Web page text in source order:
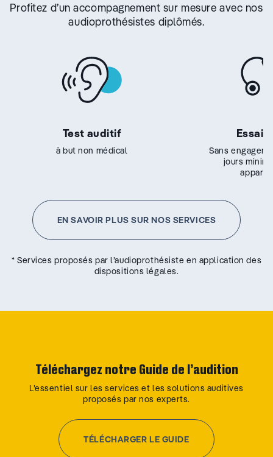
Profitez d’un accompagnement sur mesure avec nos
audioprothésistes diplômés.
Test auditif
à but non médical
Essai
Sans
jours
EN SAVOIR PLUS SUR NOS SERVICES
* Services proposés par l’audioprothésiste en application des
dispositions légales.
Téléchargez notre Guide de l’audition
L’essentiel sur les services et les solutions auditives
proposés par nos experts.
TÉLÉCHARGER LE GUIDE